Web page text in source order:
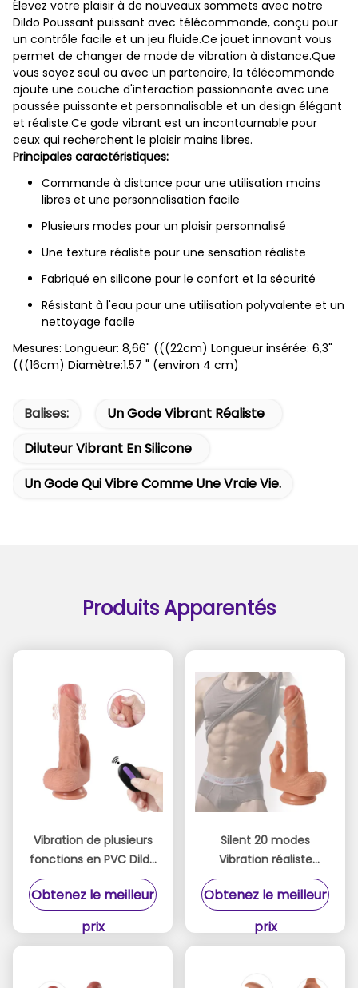
Élevez votre plaisir à de nouveaux sommets avec notre
Dildo Poussant puissant avec télécommande, conçu pour
un contrôle facile et un jeu fluide.Ce jouet innovant vous
permet de changer de mode de vibration à distance.Que
vous soyez seul ou avec un partenaire, la télécommande
ajoute une couche d'interaction passionnante avec une
poussée puissante et personnalisable et un design élégant
et réaliste.Ce gode vibrant est un incontournable pour
ceux qui recherchent le plaisir mains libres.
Principales caractéristiques:
Commande à distance pour une utilisation mains
libres et une personnalisation facile
Plusieurs modes pour un plaisir personnalisé
Une texture réaliste pour une sensation réaliste
Fabriqué en silicone pour le confort et la sécurité
Résistant à l'eau pour une utilisation polyvalente et un
nettoyage facile
Mesures: Longueur: 8,66" (((22cm) Longueur insérée: 6,3"
(((16cm) Diamètre:1.57 " (environ 4 cm)
Balises:
Un Gode Vibrant Réaliste
Diluteur Vibrant En Silicone
Un Gode Qui Vibre Comme Une Vraie Vie.
Produits Apparentés
Vibration de plusieurs
fonctions en PVC Dildo
corps sécurisé avec
télécommande pour
femme
Obtenez le meilleur
prix
Silent 20 modes
Vibration réaliste
Dildos discrets Plaisirs
avec télécommande
Pour les femmes
Obtenez le meilleur
prix